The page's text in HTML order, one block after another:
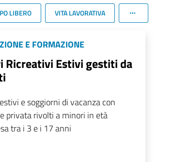
LIBERO VITA LAVORATIVA
E FORMAZIONE
Ricreativi Estivi gestiti da
e soggiorni di vacanza con
privata rivolti a minori in età
tra i 3 e i 17 anni